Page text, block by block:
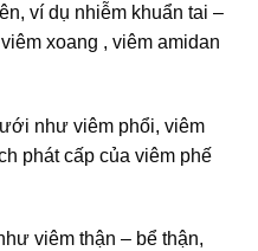
ví dụ nhiễm khuẩn tai –
xoang , viêm amidan
như viêm phổi, viêm
phát cấp của viêm phế
viêm thận – bể thận,